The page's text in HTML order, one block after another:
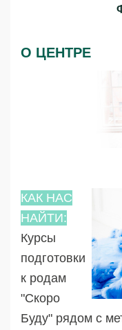
О ЦЕНТРЕ
КАК НАС
НАЙТИ:
Курсы
подготовки
к родам
"Скоро
Буду" рядом с